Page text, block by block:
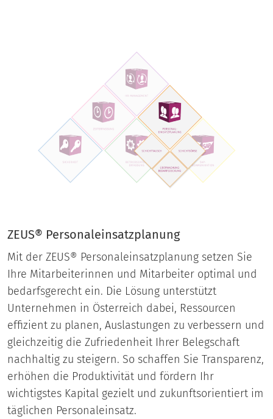
ZEUS® Personaleinsatzplanung
Mit der ZEUS® Personaleinsatzplanung setzen Sie
Ihre Mitarbeiterinnen und Mitarbeiter optimal und
bedarfsgerecht ein. Die Lösung unterstützt
Unternehmen in Österreich dabei, Ressourcen
effizient zu planen, Auslastungen zu verbessern und
gleichzeitig die Zufriedenheit Ihrer Belegschaft
nachhaltig zu steigern. So schaffen Sie Transparenz,
erhöhen die Produktivität und fördern Ihr
wichtigstes Kapital gezielt und zukunftsorientiert im
täglichen Personaleinsatz.